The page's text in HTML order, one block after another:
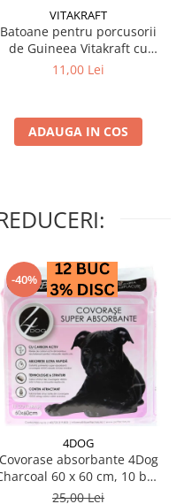
VITAKRAFT
Batoane pentru porcusorii
de Guineea Vitakraft cu
struguri & nuci 2 buc
11,00 Lei
ADAUGA IN COS
-40%
4DOG
Covorase absorbante 4Dog
60 x 60 cm, 10 buc
/ pachet
25,00 Lei